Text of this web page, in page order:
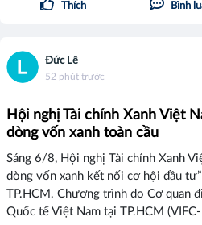
Thích Bình
Đức Lê
52 phút trước
Hội nghị Tài chính Xanh Việt
dòng vốn xanh toàn cầu
Sáng 6/8, Hội nghị Tài chính Xanh
dòng vốn xanh kết nối cơ hội đầu
TP.HCM. Chương trình do Cơ quan
Quốc tế Việt Nam tại TP.HCM